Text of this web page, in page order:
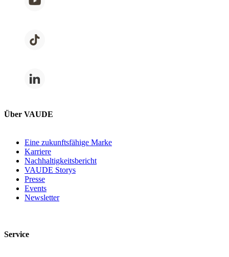
Über VAUDE
Eine zukunftsfähige Marke
Karriere
Nachhaltigkeitsbericht
VAUDE Storys
Presse
Events
Newsletter
Service